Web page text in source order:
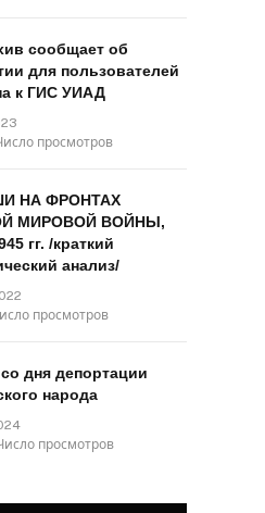
сообщает об
для пользователей
к ГИС УИАД
просмотров
НА ФРОНТАХ
МИРОВОЙ ВОЙНЫ,
гг. /краткий
анализ/
просмотров
дня депортации
народа
просмотров